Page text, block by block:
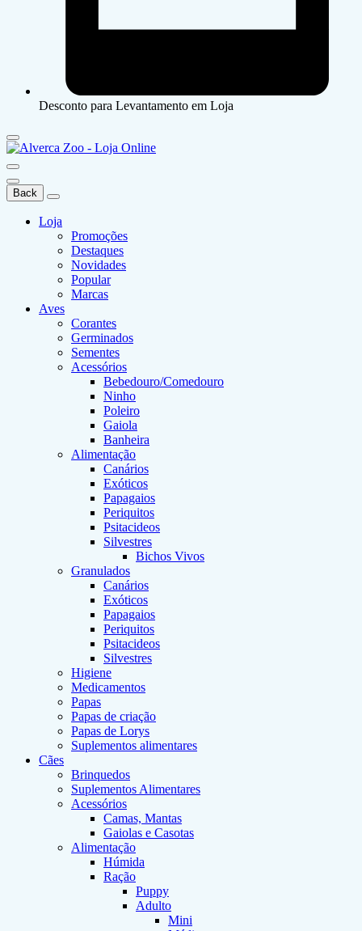
Desconto para Levantamento em Loja
Back
Loja
Promoções
Destaques
Novidades
Popular
Marcas
Aves
Corantes
Germinados
Sementes
Acessórios
Bebedouro/Comedouro
Ninho
Poleiro
Gaiola
Banheira
Alimentação
Canários
Exóticos
Papagaios
Periquitos
Psitacideos
Silvestres
Bichos Vivos
Granulados
Canários
Exóticos
Papagaios
Periquitos
Psitacideos
Silvestres
Higiene
Medicamentos
Papas
Papas de criação
Papas de Lorys
Suplementos alimentares
Cães
Brinquedos
Suplementos Alimentares
Acessórios
Camas, Mantas
Gaiolas e Casotas
Alimentação
Húmida
Ração
Puppy
Adulto
Mini